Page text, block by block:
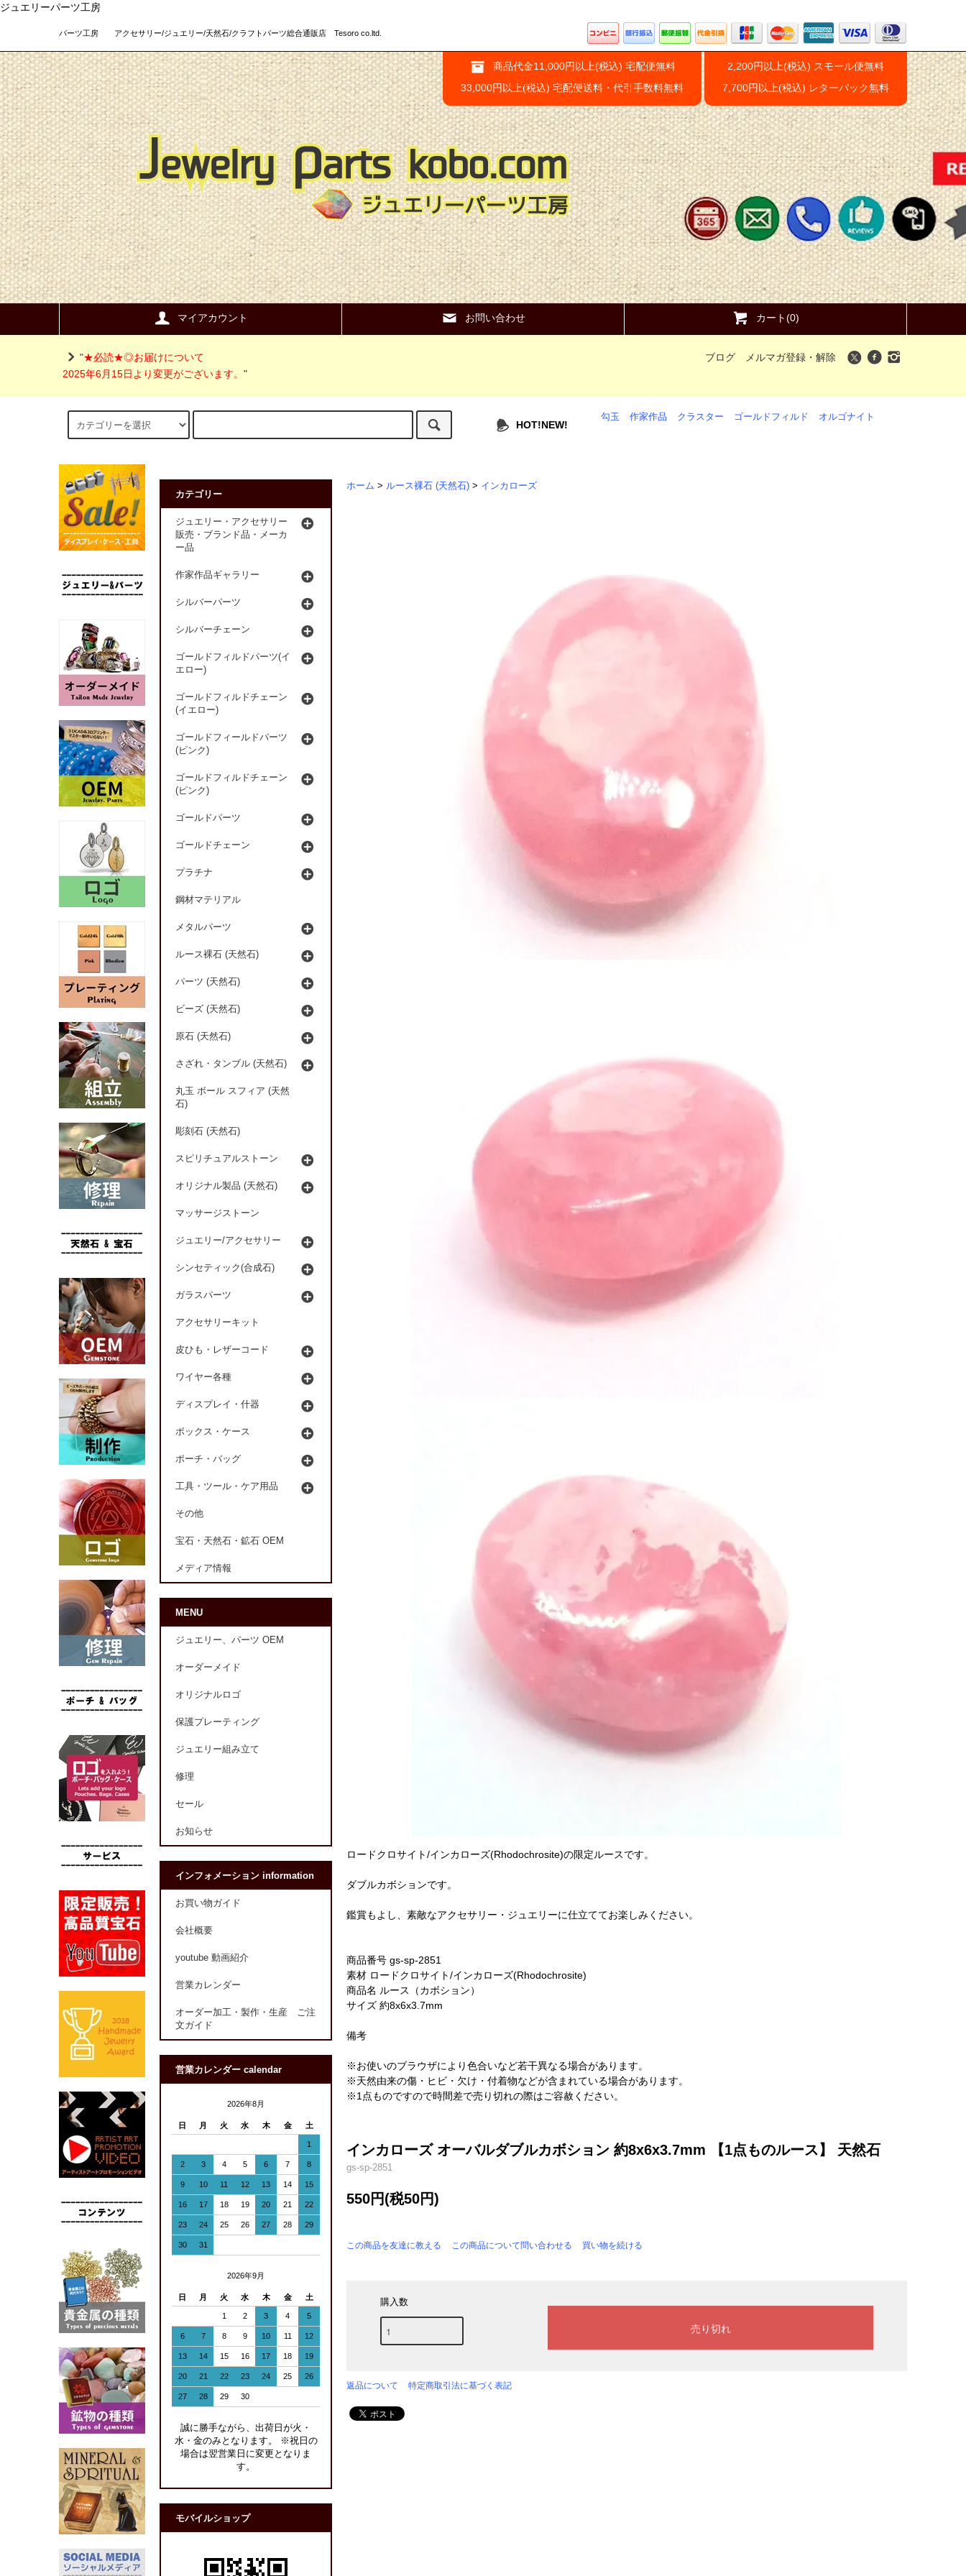
ジュエリーパーツ工房
パーツ工房 アクセサリー/ジュエリー/天然石/クラフトパーツ総合通販店 Tesoro co.ltd.
商品代金11,000円以上(税込) 宅配便無料
33,000円以上(税込) 宅配便送料・代引手数料無料
2,200円以上(税込) スモール便無料
7,700円以上(税込) レターパック無料
マイアカウント お問い合わせ カート(0)
"★必読★◎お届けについて
2025年6月15日より変更がございます。 "
ブログ メルマガ登録・解除
HOT!NEW!
勾玉 作家作品 クラスター ゴールドフィルド オルゴナイト
ホーム > ルース裸石 (天然石) > インカローズ
ロードクロサイト/インカローズ(Rhodochrosite)の限定ルースです。
ダブルカボションです。
鑑賞もよし、素敵なアクセサリー・ジュエリーに仕立ててお楽しみください。
商品番号 gs-sp-2851
素材 ロードクロサイト/インカローズ(Rhodochrosite)
商品名 ルース（カボション）
サイズ 約8x6x3.7mm
備考
※お使いのブラウザにより色合いなど若干異なる場合があります。
※天然由来の傷・ヒビ・欠け・付着物などが含まれている場合があります。
※1点ものですので時間差で売り切れの際はご容赦ください。
インカローズ オーバルダブルカボション 約8x6x3.7mm 【1点ものルース】 天然石
gs-sp-2851
550円(税50円)
この商品を友達に教える この商品について問い合わせる 買い物を続ける
購入数
返品について 特定商取引法に基づく表記
カテゴリー
ジュエリー・アクセサリー
販売・ブランド品・メーカ
ー品
作家作品ギャラリー
シルバーパーツ
シルバーチェーン
ゴールドフィルドパーツ(イ
エロー)
ゴールドフィルドチェーン
(イエロー)
ゴールドフィールドパーツ
(ピンク)
ゴールドフィルドチェーン
(ピンク)
ゴールドパーツ
ゴールドチェーン
プラチナ
鋼材マテリアル
メタルパーツ
ルース裸石 (天然石)
パーツ (天然石)
ビーズ (天然石)
原石 (天然石)
さざれ・タンブル (天然石)
丸玉 ボール スフィア (天然
石)
彫刻石 (天然石)
スピリチュアルストーン
オリジナル製品 (天然石)
マッサージストーン
ジュエリー/アクセサリー
シンセティック(合成石)
ガラスパーツ
アクセサリーキット
皮ひも・レザーコード
ワイヤー各種
ディスプレイ・什器
ボックス・ケース
ポーチ・バッグ
工具・ツール・ケア用品
その他
宝石・天然石・鉱石 OEM
メディア情報
MENU
ジュエリー、パーツ OEM
オーダーメイド
オリジナルロゴ
保護プレーティング
ジュエリー組み立て
修理
セール
お知らせ
インフォメーション information
お買い物ガイド
会社概要
youtube 動画紹介
営業カレンダー
オーダー加工・製作・生産 ご注
文ガイド
営業カレンダー calendar
2026年8月
日 月 火 水 木 金 土
1
2 3 4 5 6 7 8
9 10 11 12 13 14 15
16 17 18 19 20 21 22
23 24 25 26 27 28 29
30 31
2026年9月
日 月 火 水 木 金 土
1 2 3 4 5
6 7 8 9 10 11 12
13 14 15 16 17 18 19
20 21 22 23 24 25 26
27 28 29 30
誠に勝手ながら、出荷日が火・
水・金のみとなります。 ※祝日の
場合は翌営業日に変更となりま
す。
モバイルショップ